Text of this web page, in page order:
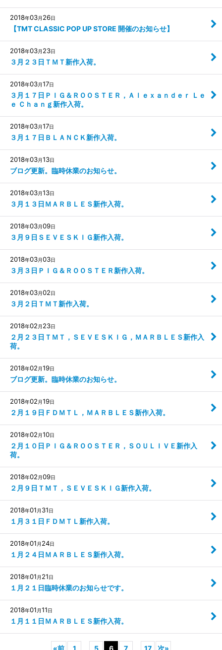
2018年03月 26日
【TMT CLASSIC POP UP STORE 開催のお知らせ】
2018年03月 23日
３月２３日ＴＭＴ新作入荷。
2018年03月17日
３月１７日ＰＩＧ＆ＲＯＯＳＴＥＲ，Ａｌｅｘａｎｄｅｒ Ｌｅ
ｅ Ｃｈａｎｇ新作入荷。
2018年03月17日
３月１７日ＢＬＡＮＣＫ新作入荷。
2018年03月13日
ブログ更新。臨時休業のお知らせ。
2018年03月13日
３月１３日ＭＡＲＢＬＥＳ新作入荷。
2018年03月09日
３月９日ＳＥＶＥＳＫＩＧ新作入荷。
2018年03月03日
３月３日ＰＩＧ＆ＲＯＯＳＴＥＲ新作入荷。
2018年03月02日
３月２日ＴＭＴ新作入荷。
2018年02 月 23日
２月２３日ＴＭＴ，ＳＥＶＥＳＫＩＧ，ＭＡＲＢＬＥＳ新作入
荷。
2018年02 月19日
ブログ更新。臨時休業のお知らせ。
2018年02 月19日
２月１９日ＦＤＭＴＬ，ＭＡＲＢＬＥＳ新作入荷。
2018年02 月10日
２月１０日ＰＩＧ＆ＲＯＯＳＴＥＲ，ＳＯＵＬＩＶＥ新作入
荷。
2018年02 月09日
２月９日ＴＭＴ，ＳＥＶＥＳＫＩＧ新作入荷。
2018年01 月 31日
１月３１日ＦＤＭＴＬ新作入荷。
2018年01 月 24日
１月２４日ＭＡＲＢＬＥＳ新作入荷。
2018年01 月 21日
１月２１日臨時休業のお知らせです。
2018年01 月11日
１月１１日ＭＡＲＢＬＥＳ新作入荷。
«前 1 5 6 7 17 次»